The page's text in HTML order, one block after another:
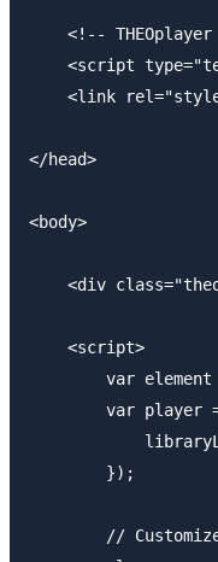
<!--
<script
<link
</head>
<body>
<div
    <script>
var
var player
        });
//